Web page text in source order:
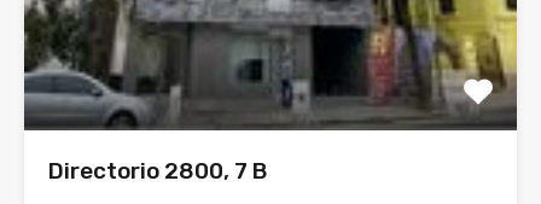
Directorio 2800, 7 B